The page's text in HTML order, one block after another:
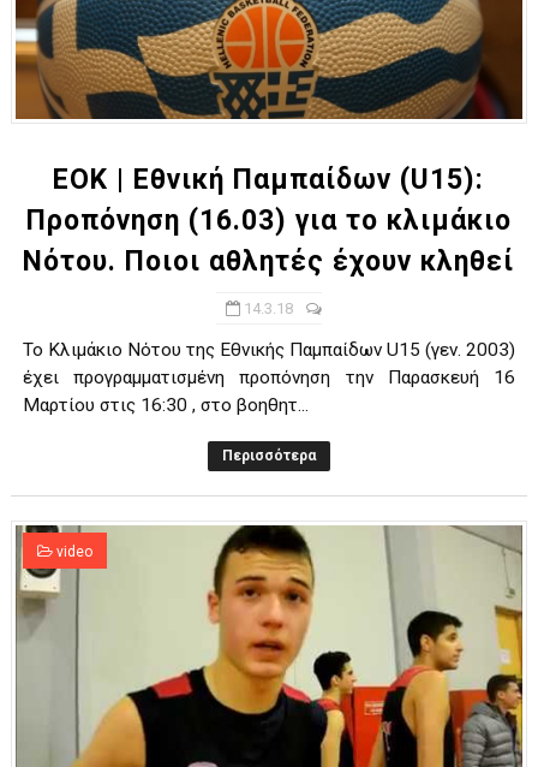
ΕΟΚ | Εθνική Παμπαίδων (U15):
Προπόνηση (16.03) για το κλιμάκιο
Νότου. Ποιοι αθλητές έχουν κληθεί
14.3.18
Το Κλιμάκιο Νότου της Εθνικής Παμπαίδων U15 (γεν. 2003)
έχει προγραμματισμένη προπόνηση την Παρασκευή 16
Μαρτίου στις 16:30 , στο βοηθητ...
Περισσότερα
video